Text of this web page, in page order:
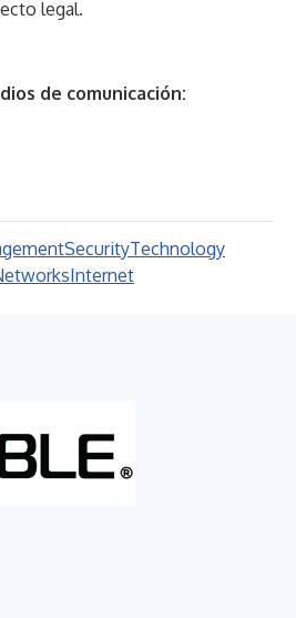
legal.
de comunicación:
SecurityTechnology
Internet